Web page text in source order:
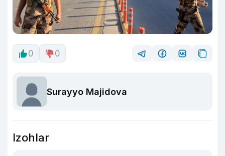
0 0
Surayyo Majidova
Izohlar